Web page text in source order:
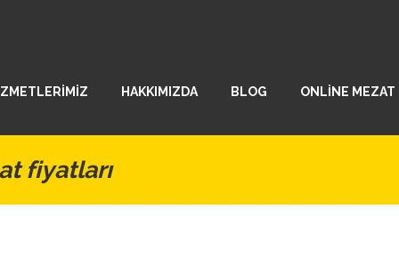
HAKKIMIZDA BLOG ONLİNE MEZAT
fiyatları